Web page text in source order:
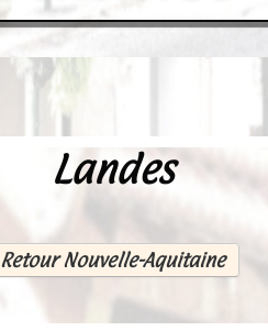
Landes
Retour Nouvelle-Aquitaine